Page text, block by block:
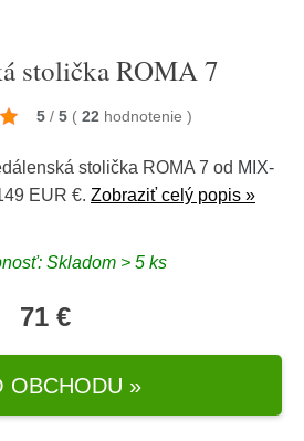
stolička ROMA 7
5 / 5 ( 22 hodnotenie )
stolička ROMA 7 od MIX-
EUR €. Zobraziť celý popis »
Skladom > 5 ks
71 €
OBCHODU »